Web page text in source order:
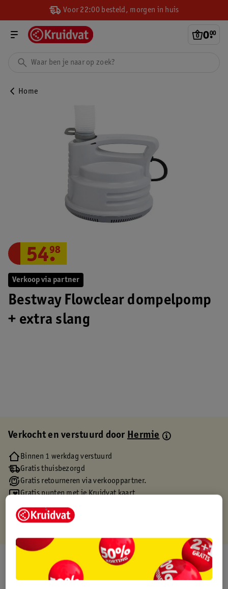
Voor 22:00 besteld, morgen in huis
0.
00
Home
Verkoop via partner
Bestway Flowclear dompelpomp
+ extra slang
54.
98
Verkocht en verstuurd doorHermie
Binnen 1 werkdag verstuurd
Gratis thuisbezorgd
Gratis retourneren via verkooppartner.
Gratis punten met je Kruidvat kaart
Over dit product
Productinformatie